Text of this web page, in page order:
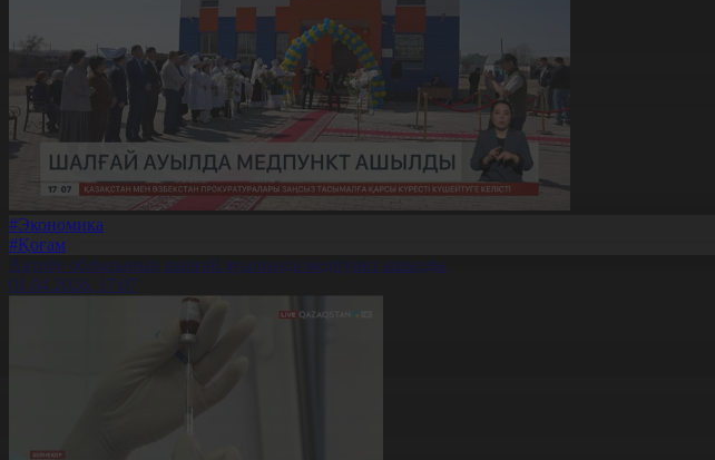
#Экономика
#Қоғам
Ақтөбе облысының шалғай ауылында медпункт ашылды
01.04.2026, 17:07